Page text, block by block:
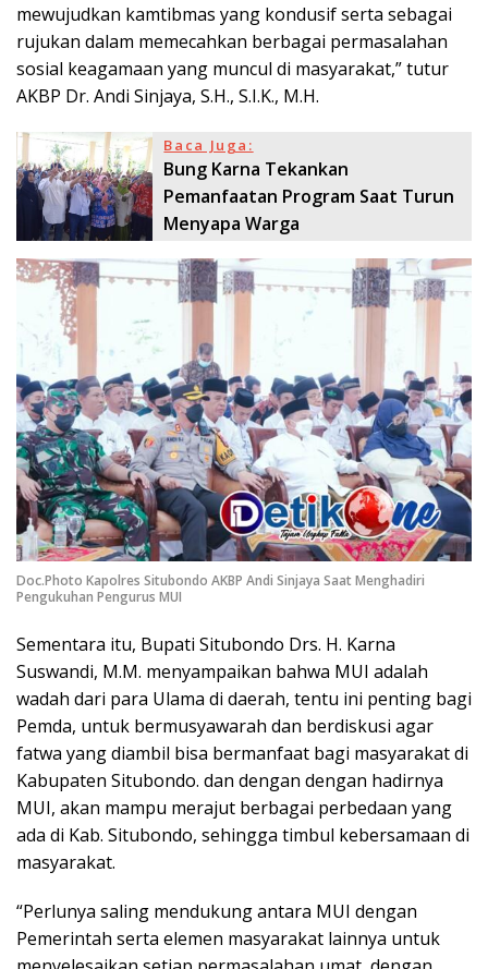
mewujudkan kamtibmas yang kondusif serta sebagai
rujukan dalam memecahkan berbagai permasalahan
sosial keagamaan yang muncul di masyarakat,” tutur
AKBP Dr. Andi Sinjaya, S.H., S.I.K., M.H.
Baca Juga:
Bung Karna Tekankan
Pemanfaatan Program Saat Turun
Menyapa Warga
Doc.Photo Kapolres Situbondo AKBP Andi Sinjaya Saat Menghadiri
Pengukuhan Pengurus MUI
Sementara itu, Bupati Situbondo Drs. H. Karna
Suswandi, M.M. menyampaikan bahwa MUI adalah
wadah dari para Ulama di daerah, tentu ini penting bagi
Pemda, untuk bermusyawarah dan berdiskusi agar
fatwa yang diambil bisa bermanfaat bagi masyarakat di
Kabupaten Situbondo. dan dengan dengan hadirnya
MUI, akan mampu merajut berbagai perbedaan yang
ada di Kab. Situbondo, sehingga timbul kebersamaan di
masyarakat.
“Perlunya saling mendukung antara MUI dengan
Pemerintah serta elemen masyarakat lainnya untuk